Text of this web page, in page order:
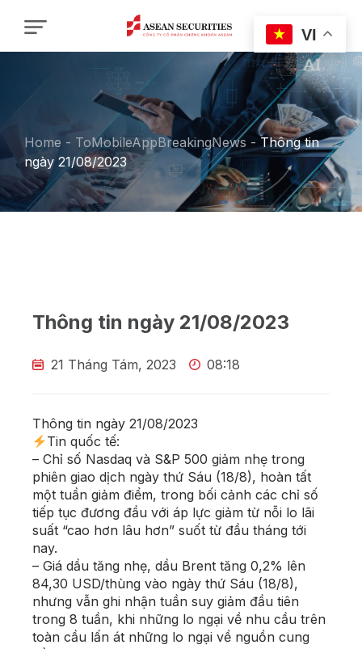
Home - ToMobileAppBreakingNews - Thông tin
ngày 21/08/2023
Thông tin ngày 21/08/2023
21 Tháng Tám, 2023 08:18
Thông tin ngày 21/08/2023
Tin quốc tế:
– Chỉ số Nasdaq và S&P 500 giảm nhẹ trong
phiên giao dịch ngày thứ Sáu (18/8), hoàn tất
một tuần giảm điểm, trong bối cảnh các chỉ số
tiếp tục đương đầu với áp lực giảm từ nỗi lo lãi
suất “cao hơn lâu hơn” suốt từ đầu tháng tới
nay.
– Giá dầu tăng nhẹ, dầu Brent tăng 0,2% lên
84,30 USD/thùng vào ngày thứ Sáu (18/8),
nhưng vẫn ghi nhận tuần suy giảm đầu tiên
trong 8 tuần, khi những lo ngại về nhu cầu trên
toàn cầu lấn át những lo ngại về nguồn cung
VI